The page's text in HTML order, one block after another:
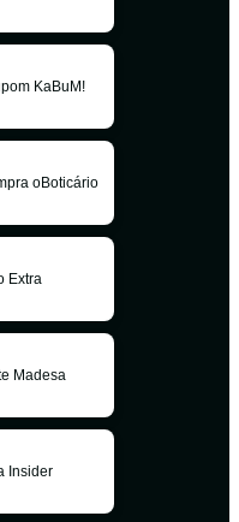
KaBuM!
oBoticário
Extra
Madesa
Insider